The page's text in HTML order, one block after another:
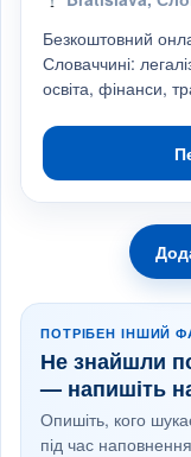
Безкоштовний
Словаччині:
освіта, фінанси,
ПОТРІБЕН ІНШИЙ
Не знайшли
— напишіть
Опишіть, кого
під час